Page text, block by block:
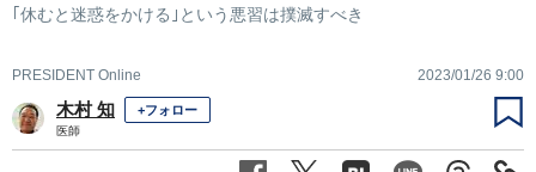
｢休むと迷惑をかける｣という悪習は撲滅すべき
PRESIDENT Online 2023/01/26 9:00
木村 知 +フォロー
医師